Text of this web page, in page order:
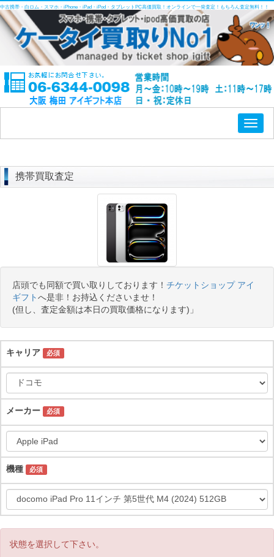
中古携帯・白ロム・スマホ・iPhone・iPad・iPod・タブレットPC高価買取！オンラインで一発査定！もちろん査定無料！！
携帯買取査定
店頭でも同額で買い取りしております！ チケットショップ アイ
ギフトへ是非！お持込くださいませ！
(但し、査定金額は本日の買取価格になります)」
キャリア 必須
メーカー 必須
機種 必須
状態を選択して下さい。